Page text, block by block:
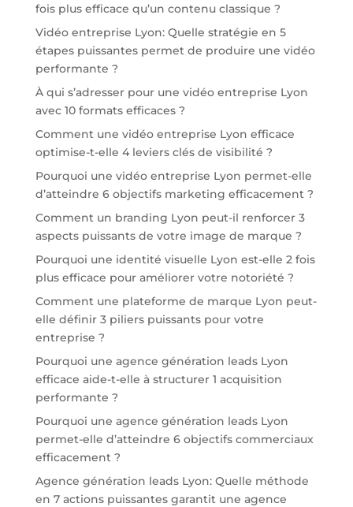
fois plus efficace qu’un contenu classique ?
Vidéo entreprise Lyon: Quelle stratégie en 5
étapes puissantes permet de produire une vidéo
performante ?
À qui s’adresser pour une vidéo entreprise Lyon
avec 10 formats efficaces ?
Comment une vidéo entreprise Lyon efficace
optimise-t-elle 4 leviers clés de visibilité ?
Pourquoi une vidéo entreprise Lyon permet-elle
d’atteindre 6 objectifs marketing efficacement ?
Comment un branding Lyon peut-il renforcer 3
aspects puissants de votre image de marque ?
Pourquoi une identité visuelle Lyon est-elle 2 fois
plus efficace pour améliorer votre notoriété ?
Comment une plateforme de marque Lyon peut-
elle définir 3 piliers puissants pour votre
entreprise ?
Pourquoi une agence génération leads Lyon
efficace aide-t-elle à structurer 1 acquisition
performante ?
Pourquoi une agence génération leads Lyon
permet-elle d’atteindre 6 objectifs commerciaux
efficacement ?
Agence génération leads Lyon: Quelle méthode
en 7 actions puissantes garantit une agence